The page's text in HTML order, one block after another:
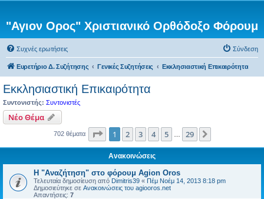
"Αγιον Ορος" Χριστιανικό Ορθόδοξο Φόρουμ
Συχνές ερωτήσεις Σύνδεση
Ευρετήριο Δ. Συζήτησης Γενικές Συζητήσεις Εκκλησιαστική Επικαιρότητα
Εκκλησιαστική Επικαιρότητα
Συντονιστής: Συντονιστές
Νέο Θέμα
702 θέματα Σελίδα από29
1 2 3 4 5 29
Ανακοινώσεις
Η "Αναζήτηση" στο φόρουμ Agion Oros
Τελευταία δημοσίευση από Dimitris39 « Πέμ Νοέμ 14, 2013 8:18 pm
Δημοσιεύτηκε σε Ανακοινώσεις του agiooros.net
Απαντήσεις: 7